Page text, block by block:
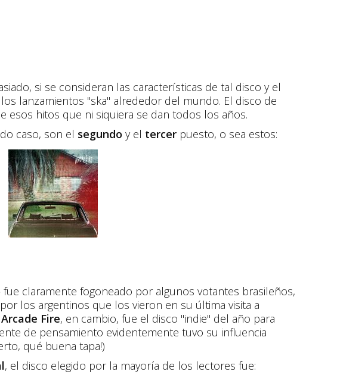
si se consideran las características de tal disco y el
lanzamientos "ska" alrededor del mundo. El disco de
esos hitos que ni siquiera se dan todos los años.
caso, son el segundo y el tercer puesto, o sea estos:
fue claramente fogoneado por algunos votantes brasileños,
los argentinos que los vieron en su última visita a
Arcade Fire, en cambio, fue el disco "indie" del año para
de pensamiento evidentemente tuvo su influencia
qué buena tapa!)
, el disco elegido por la mayoría de los lectores fue: